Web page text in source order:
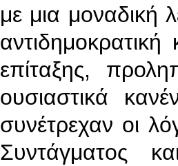
με μια μοναδική
επίταξης,
ουσιαστικά
συνέτρεχαν οι
Συντάγματος